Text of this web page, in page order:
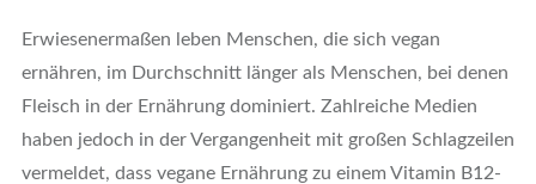
Erwiesenermaßen leben Menschen, die sich vegan
ernähren, im Durchschnitt länger als Menschen, bei denen
Fleisch in der Ernährung dominiert. Zahlreiche Medien
haben jedoch in der Vergangenheit mit großen Schlagzeilen
vermeldet, dass vegane Ernährung zu einem Vitamin B12-